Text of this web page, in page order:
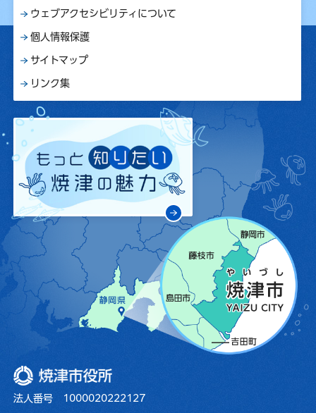
ウェブアクセシビリティについて
個人情報保護
サイトマップ
リンク集
焼津市役所
法人番号 1000020222127